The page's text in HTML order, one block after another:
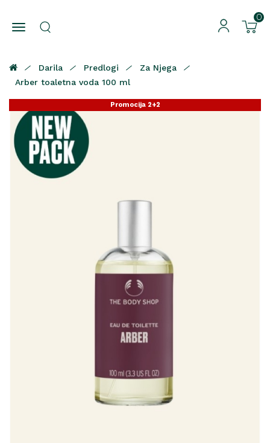
0
Darila Predlogi
Za Njega
Arber toaletna voda 100 ml
Promocija 2+2